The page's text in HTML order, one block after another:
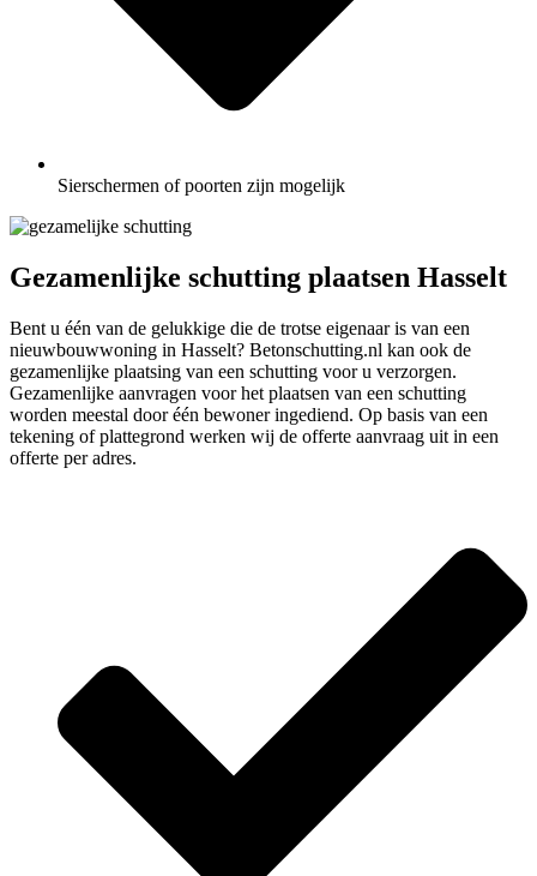
Sierschermen of poorten zijn mogelijk
Gezamenlijke schutting plaatsen Hasselt
Bent u één van de gelukkige die de trotse eigenaar is van een
nieuwbouwwoning in Hasselt? Betonschutting.nl kan ook de
gezamenlijke plaatsing van een schutting voor u verzorgen.
Gezamenlijke aanvragen voor het plaatsen van een schutting
worden meestal door één bewoner ingediend. Op basis van een
tekening of plattegrond werken wij de offerte aanvraag uit in een
offerte per adres.